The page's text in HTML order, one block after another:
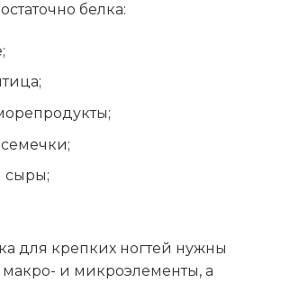
белка:
сыры;
для крепких ногтей нужны
и микроэлементы, а